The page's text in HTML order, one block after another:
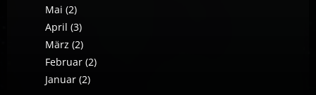
Mai (2)
April (3)
März (2)
Februar (2)
Januar (2)